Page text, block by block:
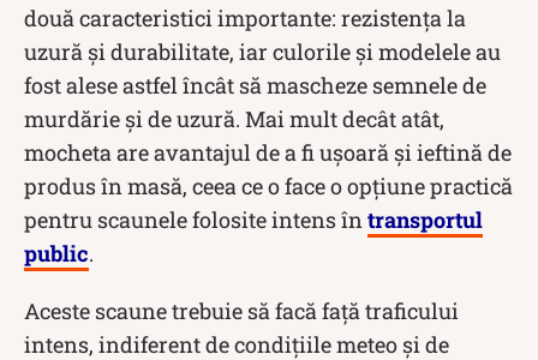
două caracteristici importante: rezistența la
uzură și durabilitate, iar culorile și modelele au
fost alese astfel încât să mascheze semnele de
murdărie și de uzură. Mai mult decât atât,
mocheta are avantajul de a fi ușoară și ieftină de
produs în masă, ceea ce o face o opțiune practică
pentru scaunele folosite intens în transportul
public.
Aceste scaune trebuie să facă față traficului
intens, indiferent de condițiile meteo și de